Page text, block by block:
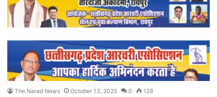
The Narad News October 13, 2025 0 128